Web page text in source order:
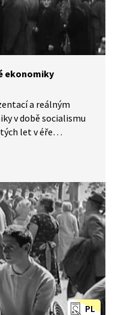
ekonomiky
a reálným
v době socialismu
let v éře
PL